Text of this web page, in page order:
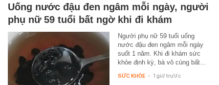
Uống nước đậu đen ngâm mỗi ngày, người
phụ nữ 59 tuổi bất ngờ khi đi khám
Người phụ nữ 59 tuổi uống
nước đậu đen ngâm mỗi ngày
suốt 1 năm. Khi đi khám sức
khỏe định kỳ, bà vô cùng bất…
SỨC KHỎE - 1 giờ trước